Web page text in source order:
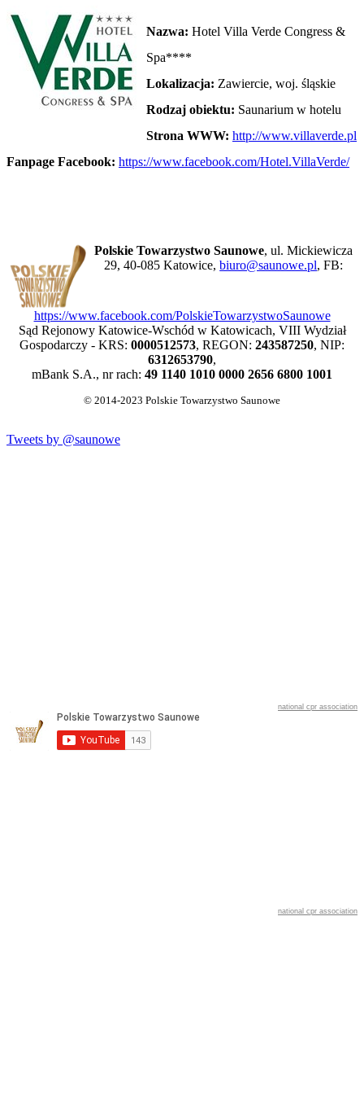
Nazwa: Hotel Villa Verde Congress &
Spa****
Lokalizacja: Zawiercie, woj. śląskie
Rodzaj obiektu: Saunarium w hotelu
Strona WWW: http://www.villaverde.pl
Fanpage Facebook: https://www.facebook.com/Hotel.VillaVerde/
Polskie Towarzystwo Saunowe, ul. Mickiewicza
29, 40-085 Katowice,biuro@saunowe.pl, FB:
https://www.facebook.com/PolskieTowarzystwoSaunowe
Sąd Rejonowy Katowice-Wschód w Katowicach, VIII Wydział
Gospodarczy - KRS: 0000512573, REGON: 243587250, NIP:
6312653790,
mBank S.A., nr rach: 49 1140 1010 0000 2656 6800 1001
© 2014-2023 Polskie Towarzystwo Saunowe
Tweets by @saunowe
national cpr association
national cpr association